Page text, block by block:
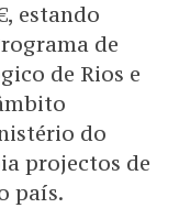
estando
de
de Rios e
do
projectos de
país.